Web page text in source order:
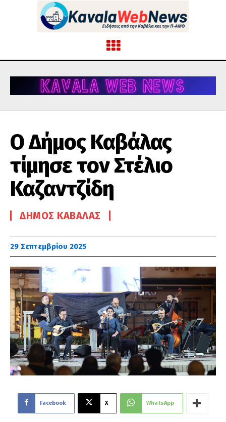
Ο Δήμος Καβάλας
τίμησε τον Στέλιο
Καζαντζίδη
ΔΉΜΟΣ ΚΑΒΆΛΑΣ
29 Σεπτεμβρίου 2025
Facebook X WhatsApp